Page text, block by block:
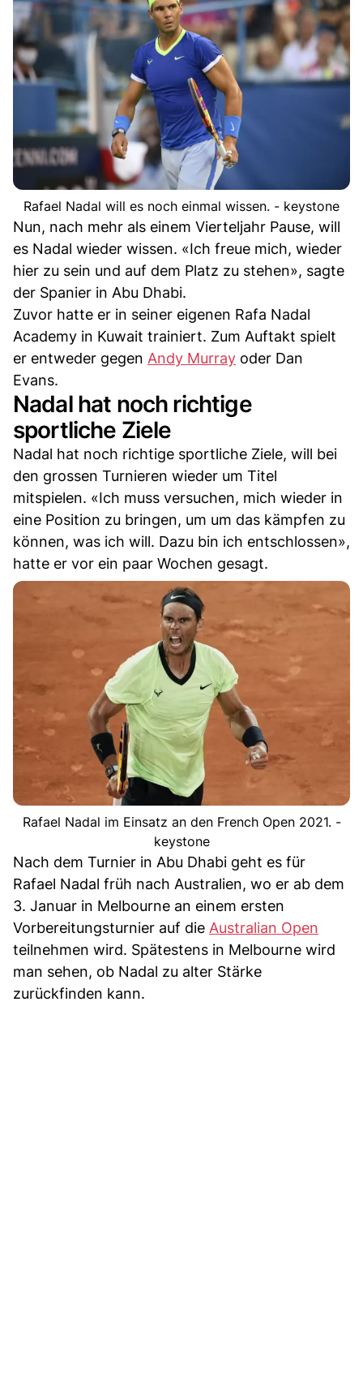
Rafael Nadal will es noch einmal wissen. - keystone
Nun, nach mehr als einem Vierteljahr Pause, will
es Nadal wieder wissen. «Ich freue mich, wieder
hier zu sein und auf dem Platz zu stehen», sagte
der Spanier in Abu Dhabi.
Zuvor hatte er in seiner eigenen Rafa Nadal
Academy in Kuwait trainiert. Zum Auftakt spielt
er entweder gegen Andy Murray oder Dan
Evans.
Nadal hat noch richtige
sportliche Ziele
Nadal hat noch richtige sportliche Ziele, will bei
den grossen Turnieren wieder um Titel
mitspielen. «Ich muss versuchen, mich wieder in
eine Position zu bringen, um um das kämpfen zu
können, was ich will. Dazu bin ich entschlossen»,
hatte er vor ein paar Wochen gesagt.
Rafael Nadal im Einsatz an den French Open 2021. -
keystone
Nach dem Turnier in Abu Dhabi geht es für
Rafael Nadal früh nach Australien, wo er ab dem
3. Januar in Melbourne an einem ersten
Vorbereitungsturnier auf die Australian Open
teilnehmen wird. Spätestens in Melbourne wird
man sehen, ob Nadal zu alter Stärke
zurückfinden kann.